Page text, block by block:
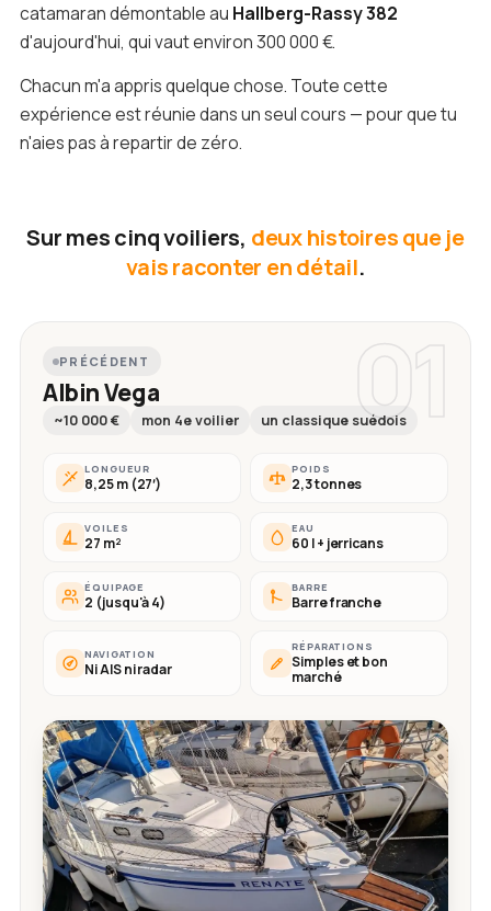
catamaran démontable au Hallberg-Rassy 382
d'aujourd'hui, qui vaut environ 300 000 €.
Chacun m'a appris quelque chose. Toute cette
expérience est réunie dans un seul cours — pour que tu
n'aies pas à repartir de zéro.
Sur mes cinq voiliers, deux histoires que je
vais raconter en détail.
01
PRÉCÉDENT
Albin Vega
~10 000 € mon 4e voilier un classique suédois
LONGUEUR
8,25 m (27′)
POIDS
2,3 tonnes
VOILES
27 m²
EAU
60 l + jerricans
ÉQUIPAGE
2 (jusqu'à 4)
BARRE
Barre franche
NAVIGATION
Ni AIS ni radar
RÉPARATIONS
Simples et bon
marché